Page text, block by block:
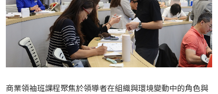
商業領袖班課程聚焦於領導者在組織與環境變動中的角色與